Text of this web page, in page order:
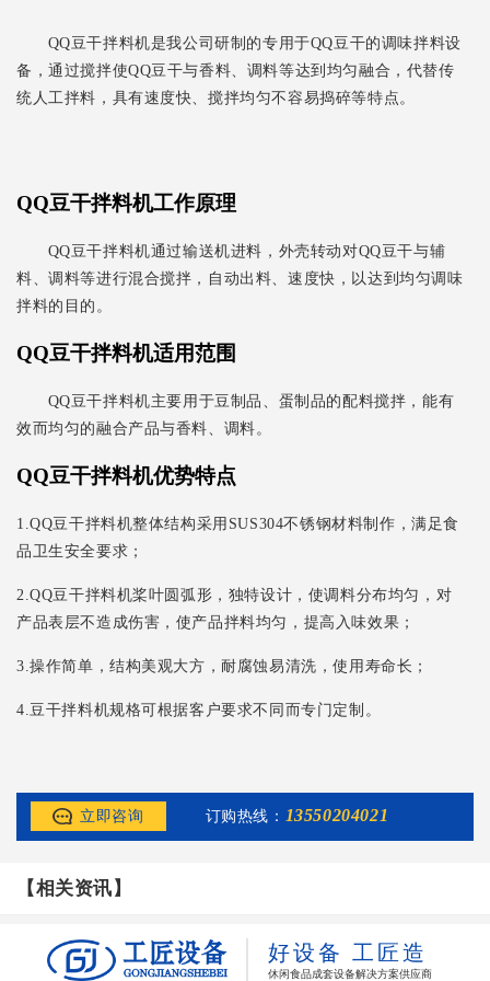
QQ豆干拌料机是我公司研制的专用于QQ豆干的调味拌料设
备，通过搅拌使QQ豆干与香料、调料等达到均匀融合，代替传
统人工拌料，具有速度快、搅拌均匀不容易捣碎等特点。
QQ豆干拌料机工作原理
QQ豆干拌料机通过输送机进料，外壳转动对QQ豆干与辅
料、调料等进行混合搅拌，自动出料、速度快，以达到均匀调味
拌料的目的。
QQ豆干拌料机适用范围
QQ豆干拌料机主要用于豆制品、蛋制品的配料搅拌，能有
效而均匀的融合产品与香料、调料。
QQ豆干拌料机优势特点
1.QQ豆干拌料机整体结构采用SUS304不锈钢材料制作，满足食
品卫生安全要求；
2.QQ豆干拌料机桨叶圆弧形，独特设计，使调料分布均匀，对
产品表层不造成伤害，使产品拌料均匀，提高入味效果；
3.操作简单，结构美观大方，耐腐蚀易清洗，使用寿命长；
4.豆干拌料机规格可根据客户要求不同而专门定制。
立即咨询 订购热线： 13550204021
【相关资讯】
好设备 工匠造
休闲食品成套设备解决方案供应商